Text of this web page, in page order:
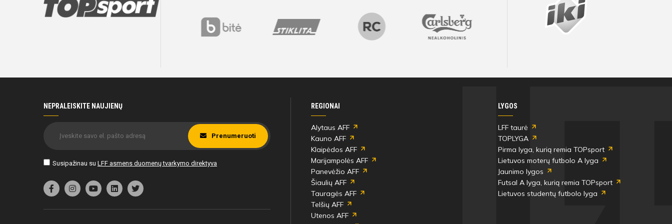
NEPRALEISKITE NAUJIENŲ
Susipažinau su LFF asmens duomenų tvarkymo direktyva
Prenumeruoti
REGIONAI
Alytaus AFF
Kauno AFF
Klaipėdos AFF
Marijampolės AFF
Panevėžio AFF
Šiaulių AFF
Tauragės AFF
Telšių AFF
Utenos AFF
LYGOS
LFF taurė
TOPLYGA
Pirma lyga, kurią remia TOPsport
Lietuvos moterų futbolo A lyga
Jaunimo lygos
Futsal A lyga, kurią remia TOPsport
Lietuvos studentų futbolo lyga